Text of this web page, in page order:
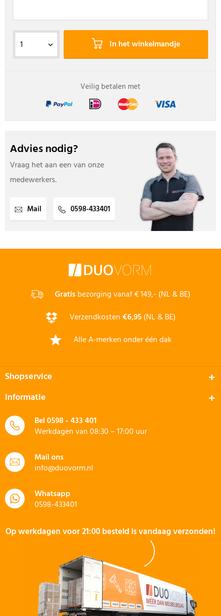
In het winkelmandje
Veilig betalen met
Advies nodig?
Vraag het aan een van onze
medewerkers.
Mail 0598-433401
Gratisbezorging vanaf € 149,- (NL & BE)
Verzendkosten€6,95(NL & BE)
Alle A-merken onder één dak
Shopservice
Informatie
Bel0598 - 433 401
Werkdagen van 08:30 – 17:00 uur
Mail ons
info@duovorm.nl
Whatsapp
0598-433401
Op werkdagen voor 21:00 besteld is vandaag verzonden!